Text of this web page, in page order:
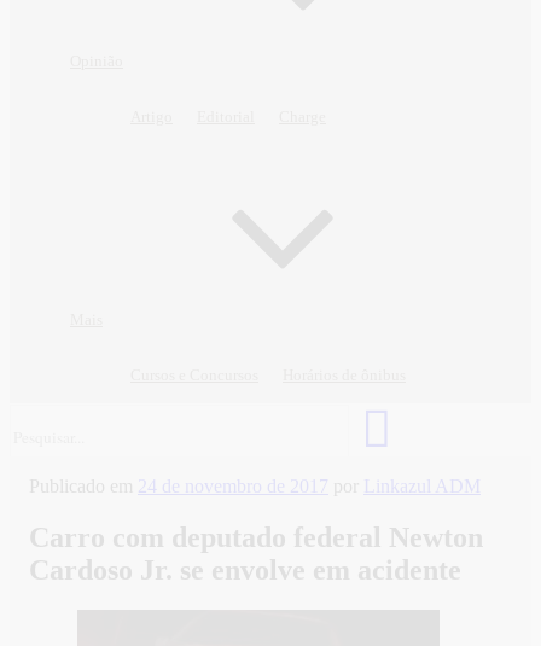
Publicado em 24 de novembro de 2017 por Linkazul ADM
Carro com deputado federal Newton
Cardoso Jr. se envolve em acidente